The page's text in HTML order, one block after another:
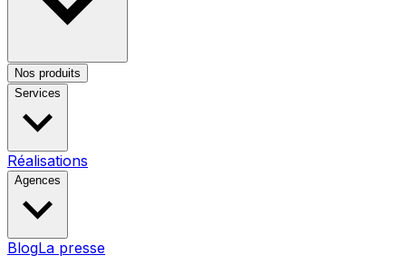
Nos produits
Services
Réalisations
Agences
BlogLa presse